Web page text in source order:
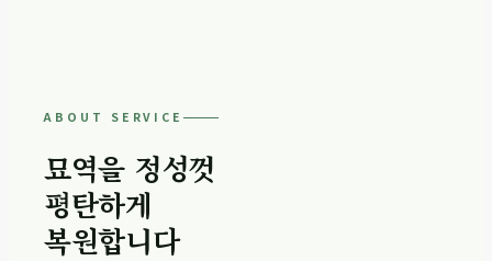
ABOUT SERVICE
묘역을 정성껏
평탄하게
복원합니다